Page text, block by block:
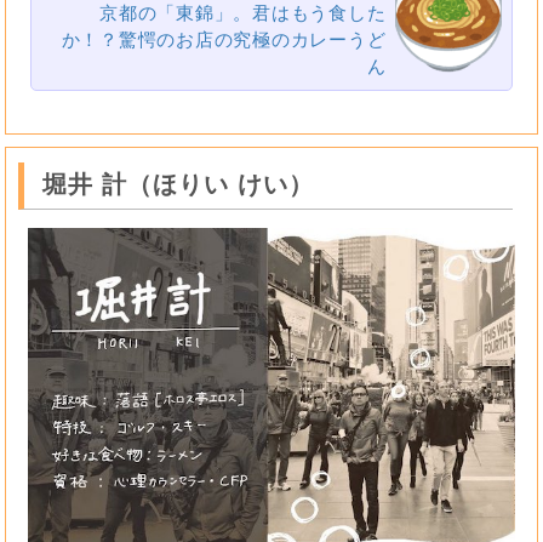
京都の「東錦」。君はもう食した
か！？驚愕のお店の究極のカレーうど
ん
堀井 計（ほりい けい）